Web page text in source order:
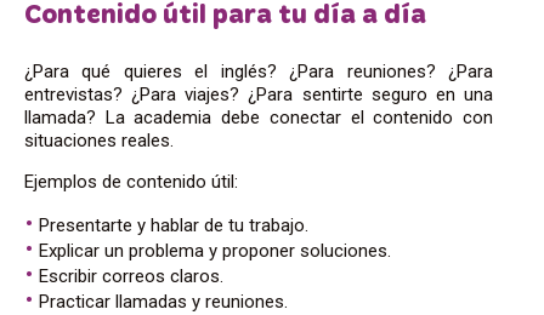
Contenido útil para tu día a día
¿Para qué quieres el inglés? ¿Para reuniones? ¿Para
entrevistas? ¿Para viajes? ¿Para sentirte seguro en una
llamada? La academia debe conectar el contenido con
situaciones reales.
Ejemplos de contenido útil:
Presentarte y hablar de tu trabajo.
Explicar un problema y proponer soluciones.
Escribir correos claros.
Practicar llamadas y reuniones.